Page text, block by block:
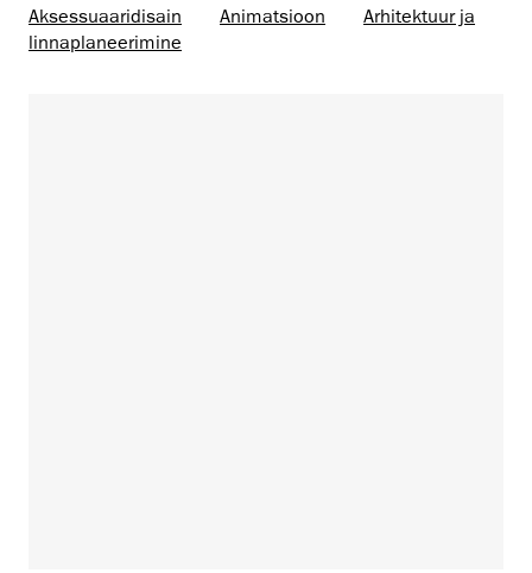
Aksessuaaridisain
Animatsioon
Arhitektuur ja
linnaplaneerimine